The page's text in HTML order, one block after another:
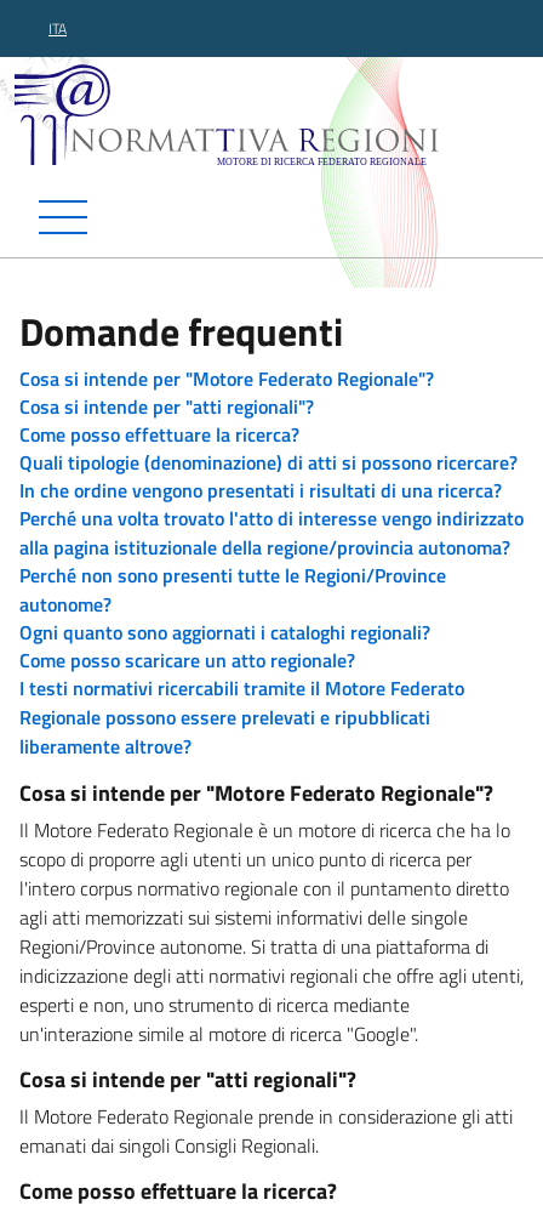
ITA
Normattiva Regioni -
Domande frequenti
Cosa si intende per "Motore Federato Regionale"?
Cosa si intende per "atti regionali"?
Come posso effettuare la ricerca?
Quali tipologie (denominazione) di atti si possono ricercare?
In che ordine vengono presentati i risultati di una ricerca?
Perché una volta trovato l'atto di interesse vengo indirizzato
alla pagina istituzionale della regione/provincia autonoma?
Perché non sono presenti tutte le Regioni/Province
autonome?
Ogni quanto sono aggiornati i cataloghi regionali?
Come posso scaricare un atto regionale?
I testi normativi ricercabili tramite il Motore Federato
Regionale possono essere prelevati e ripubblicati
liberamente altrove?
Cosa si intende per "Motore Federato Regionale"?
Il Motore Federato Regionale è un motore di ricerca che ha lo
scopo di proporre agli utenti un unico punto di ricerca per
l'intero corpus normativo regionale con il puntamento diretto
agli atti memorizzati sui sistemi informativi delle singole
Regioni/Province autonome. Si tratta di una piattaforma di
indicizzazione degli atti normativi regionali che offre agli utenti,
esperti e non, uno strumento di ricerca mediante
un'interazione simile al motore di ricerca "Google".
Cosa si intende per "atti regionali"?
Il Motore Federato Regionale prende in considerazione gli atti
emanati dai singoli Consigli Regionali.
Come posso effettuare la ricerca?